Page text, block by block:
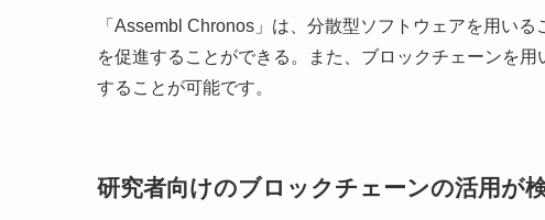
「Assembl Chronos」は、分散型ソフトウェアを用い
を促進することができる。また、ブロックチェーンを
することが可能です。
研究者向けのブロックチェーンの活用が